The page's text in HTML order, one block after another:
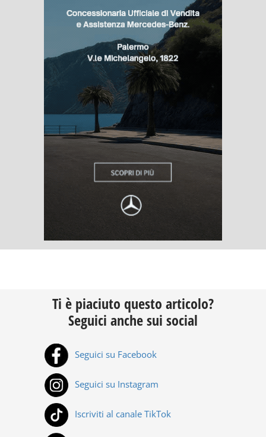
Ti è piaciuto questo articolo?
Seguici anche sui social
Seguici su Facebook
Seguici su Instagram
Iscriviti al canale TikTok